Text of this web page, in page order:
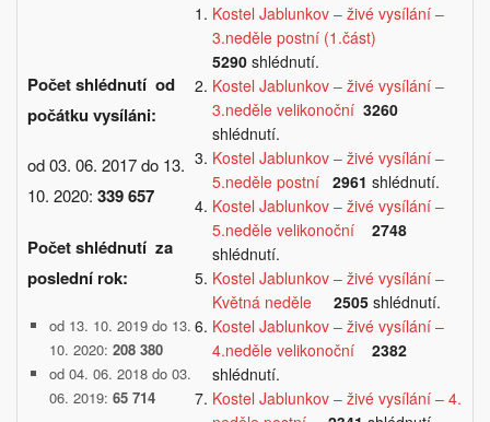
Počet shlédnutí od
počátku vysíláni:
od 03. 06. 2017 do 13.
10. 2020: 339 657
Počet shlédnutí za
poslední rok:
od 13. 10. 2019 do 13.
10. 2020: 208 380
od 04. 06. 2018 do 03.
06. 2019: 65 714
Kostel Jablunkov – živé vysílání –
3.neděle postní (1.část)
5290shlédnutí.
Kostel Jablunkov – živé vysílání –
3.neděle velikonoční 3260
shlédnutí.
Kostel Jablunkov – živé vysílání –
5.neděle postní
2961 shlédnutí.
Kostel Jablunkov – živé vysílání –
5.neděle velikonoční
2748
shlédnutí.
Kostel Jablunkov – živé vysílání –
Květná neděle
2505shlédnutí.
Kostel Jablunkov – živé vysílání –
4.neděle velikonoční
2382
shlédnutí.
Kostel Jablunkov – živé vysílání – 4.